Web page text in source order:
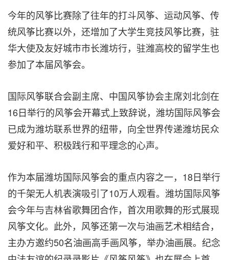
今年的风筝比赛除了往年的打斗风筝、运动风筝、传
统风筝比赛以外，还增加了大学生竞技风筝比赛，驻
华大使及友好城市市长潍坊行，驻潍高校的留学生也
参加了本届风筝会。
国际风筝联合会副主席、中国风筝协会主席刘北剑在
16日举行的风筝会开幕式上致辞说，潍坊国际风筝会
已成为潍坊联系世界的纽带，向全世界传递潍坊民众
爱好和平、积极践行和平理念的心声。
作为本届潍坊国际风筝会的重点内容之一，18日举行
的千架无人机表演吸引了10万人观看。潍坊国际风筝
会今年与吉林省歌舞团合作，首次用歌舞的形式展现
风筝文化。此外，风筝还第一次与油画艺术相结合，
主办方邀约50名油画高手画风筝，举办油画展。纪念